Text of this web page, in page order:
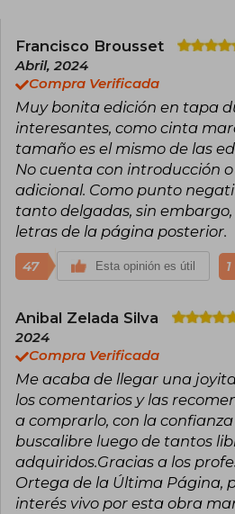
primera novela,
familiar que retrata la
de comerciantes
generaciones, obra
Otros títulos
son La montaña
una alegoría sobre la
la Primera Guerra
(Der Tod in Venedig,
sus novelas cortas
Faustus (1947), que
en el contexto del
psicológica y
generaciones de
Francisco Brousset
Abril, 2024
Compra Verificada
Muy bonita edición en tapa
interesantes, como cinta
tamaño es el mismo de las
No cuenta con introducción
adicional. Como punto
tanto delgadas, sin
letras de la página posterior.
47 Esta opinión es útil 1
Anibal Zelada Silva
2024
Compra Verificada
Me acaba de llegar una
los comentarios y las
a comprarlo, con la
buscalibre luego de tantos
adquiridos.Gracias a los
Ortega de la Última Página,
interés vivo por esta obra